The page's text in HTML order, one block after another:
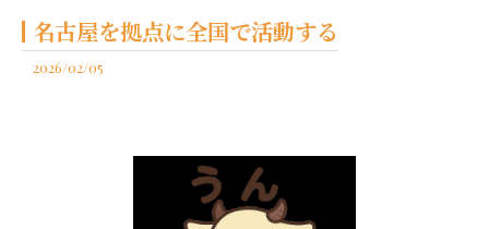
名古屋を拠点に全国で活動する
2026/02/05